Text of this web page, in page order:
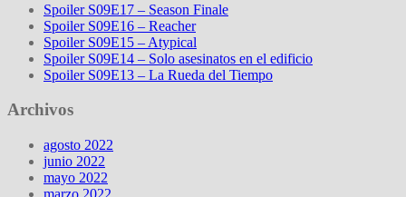
Spoiler S09E17 – Season Finale
Spoiler S09E16 – Reacher
Spoiler S09E15 – Atypical
Spoiler S09E14 – Solo asesinatos en el edificio
Spoiler S09E13 – La Rueda del Tiempo
Archivos
agosto 2022
junio 2022
mayo 2022
marzo 2022